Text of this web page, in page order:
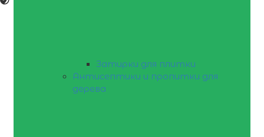
Затирки для плитки
Антисептики и пропитки для
дерева